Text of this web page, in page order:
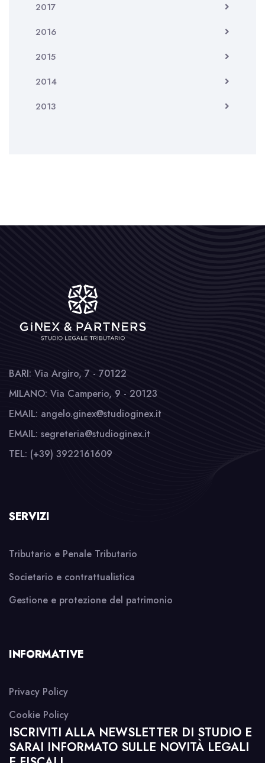
2017
2016
2015
2014
2013
BARI: Via Argiro, 7 - 70122
MILANO: Via Camperio, 9 - 20123
EMAIL: angelo.ginex@studioginex.it
EMAIL: segreteria@studioginex.it
TEL: (+39) 3922161609
SERVIZI
Tributario e Penale Tributario
Societario e contrattualistica
Gestione e protezione del patrimonio
INFORMATIVE
Privacy Policy
Cookie Policy
ISCRIVITI ALLA NEWSLETTER DI STUDIO E
SARAI INFORMATO SULLE NOVITÀ LEGALI